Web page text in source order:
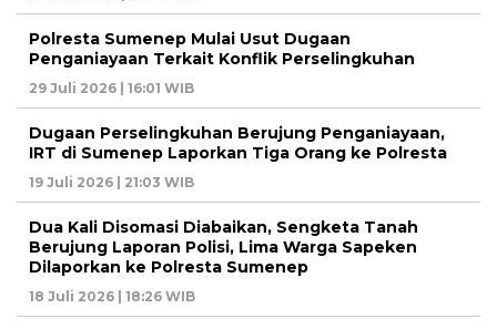
Polresta Sumenep Mulai Usut Dugaan
Penganiayaan Terkait Konflik Perselingkuhan
29 Juli 2026 | 16:01 WIB
Dugaan Perselingkuhan Berujung Penganiayaan,
IRT di Sumenep Laporkan Tiga Orang ke Polresta
19 Juli 2026 | 21:03 WIB
Dua Kali Disomasi Diabaikan, Sengketa Tanah
Berujung Laporan Polisi, Lima Warga Sapeken
Dilaporkan ke Polresta Sumenep
18 Juli 2026 | 18:26 WIB